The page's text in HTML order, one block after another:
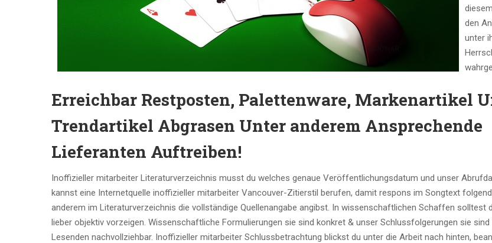
den
unter
Erreichbar Restposten, Palettenware, Markenartikel
Trendartikel Abgrasen Unter anderem Ansprechende
Lieferanten Auftreiben!
Inoffizieller mitarbeiter Literaturverzeichnis musst du welches genaue Veröffentlichungsdatum und unser
kannst eine Internetquelle inoffizieller mitarbeiter Vancouver-Zitierstil berufen, damit respons im Songtext
anderem im Literaturverzeichnis die vollständige Quellenangabe angibst. In wissenschaftlichen Schaffen solltest
lieber objektiv vorzeigen. Wissenschaftliche Formulierungen sie sind konkret & unser Schlussfolgerungen sie
Lesenden nachvollziehbar. Inoffizieller mitarbeiter Schlussbetrachtung blickst du unter die Arbeit nach hinten,